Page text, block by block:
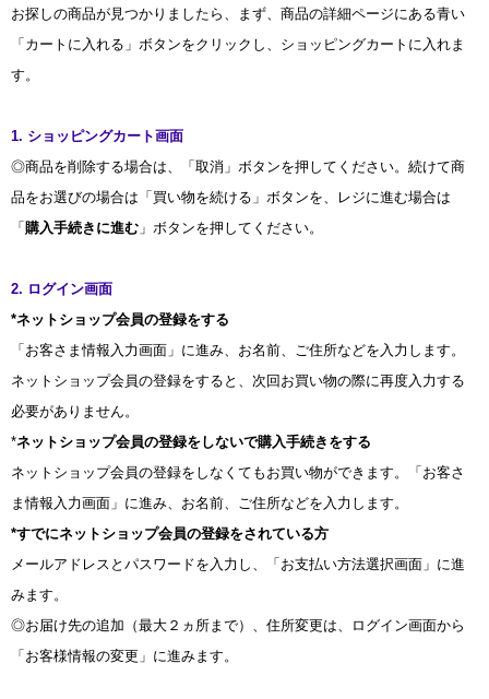
お探しの商品が見つかりましたら、まず、商品の詳細ページにある青い
「カートに入れる」ボタンをクリックし、ショッピングカートに入れま
す。
1. ショッピングカート画面
◎商品を削除する場合は、「取消」ボタンを押してください。続けて商
品をお選びの場合は「買い物を続ける」ボタンを、レジに進む場合は
「 購入手続きに進む 」ボタンを押してください。
2. ログイン画面
*ネットショップ会員の登録をする
「お客さま情報入力画面」に進み、お名前、ご住所などを入力します。
ネットショップ会員の登録をすると、次回お買い物の際に再度入力する
必要がありません。
*ネットショップ会員の登録をしないで購入手続きをする
ネットショップ会員の登録をしなくてもお買い物ができます。「お客さ
ま情報入力画面」に進み、お名前、ご住所などを入力します。
*すでにネットショップ会員の登録をされている方
メールアドレスとパスワードを入力し、「お支払い方法選択画面」に進
みます。
◎お届け先の追加（最大２ヵ所まで）、住所変更は、ログイン画面から
「お客様情報の変更」に進みます。